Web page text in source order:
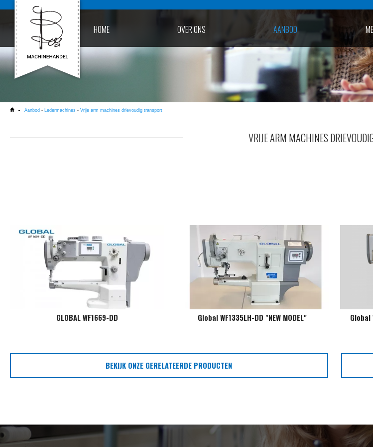
HOME OVER ONS AANBOD
Aanbod - Ledermachines - Vrije arm machines drievoudig transport
VRIJE ARM MACHINES
GLOBAL WF1669-DD Global WF1335LH-DD "NEW MODEL"
BEKIJK ONZE GERELATEERDE PRODUCTEN